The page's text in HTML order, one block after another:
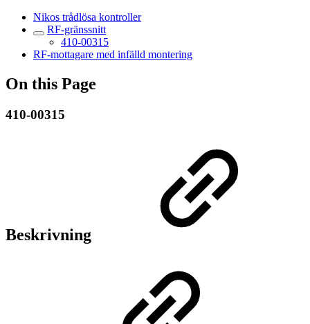
Nikos trådlösa kontroller
RF-gränssnitt
410-00315
RF-mottagare med infälld montering
On this Page
410-00315
Beskrivning